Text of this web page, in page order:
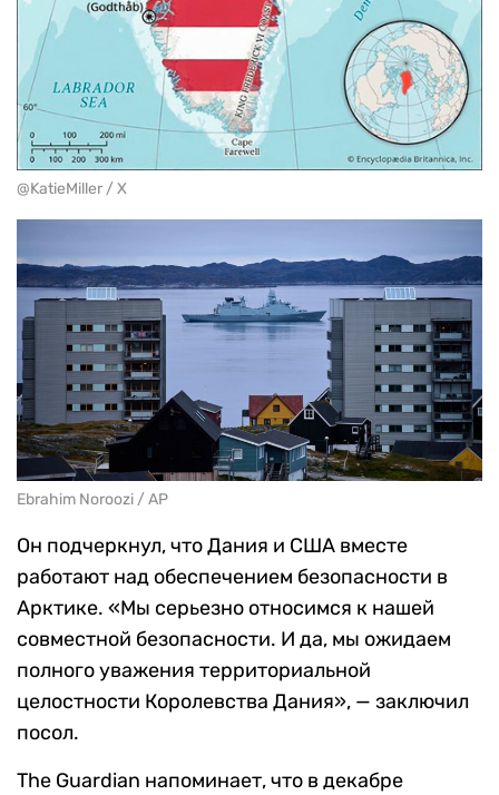
@KatieMiller / X
Ebrahim Noroozi / AP
Он подчеркнул, что Дания и США вместе
работают над обеспечением безопасности в
Арктике. «Мы серьезно относимся к нашей
совместной безопасности. И да, мы ожидаем
полного уважения территориальной
целостности Королевства Дания», — заключил
посол.
The Guardian напоминает, что в декабре